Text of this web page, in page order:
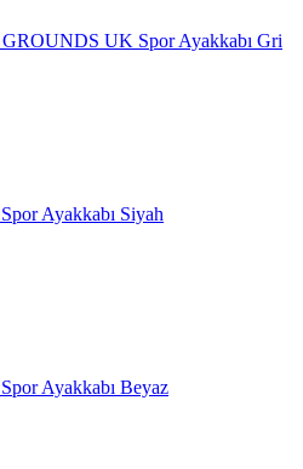
UK Spor Ayakkabı Gri
Ayakkabı Siyah
Ayakkabı Beyaz